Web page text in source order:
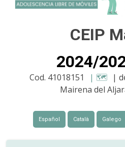
CEIP
2024/
Cod. 41018151 | 🗺️ |
Mairena del
Español Català Galego